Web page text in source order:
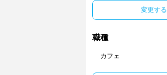
変更する
職種
カフェ